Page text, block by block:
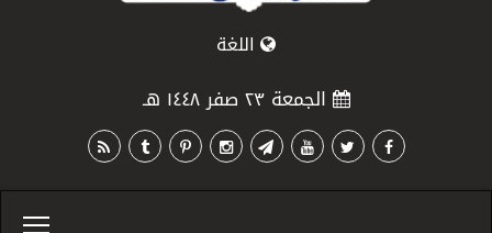
اللغة
الجمعة ٢٣ صفر ١٤٤٨ هـ